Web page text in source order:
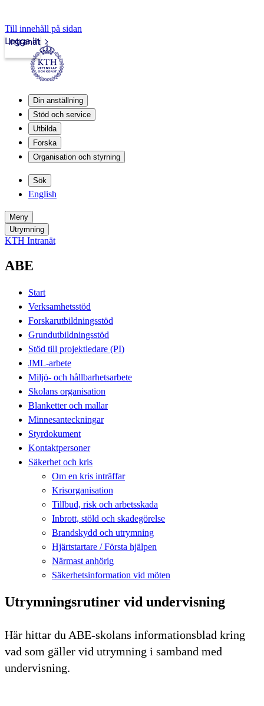
Till innehåll på sidan
Intranät
Logga in
Din anställning
Stöd och service
Utbilda
Forska
Organisation och styrning
Sök
English
Meny
Utrymning
KTH Intranät
ABE
Start
Verksamhetsstöd
Forskarutbildningsstöd
Grundutbildningsstöd
Stöd till projektledare (PI)
JML-arbete
Miljö- och hållbarhetsarbete
Skolans organisation
Blanketter och mallar
Minnesanteckningar
Styrdokument
Kontaktpersoner
Säkerhet och kris
Om en kris inträffar
Krisorganisation
Tillbud, risk och arbetsskada
Inbrott, stöld och skadegörelse
Brandskydd och utrymning
Hjärtstartare / Första hjälpen
Närmast anhörig
Säkerhetsinformation vid möten
Utrymningsrutiner vid undervisning
Här hittar du ABE-skolans informationsblad kring
vad som gäller vid utrymning i samband med
undervisning.